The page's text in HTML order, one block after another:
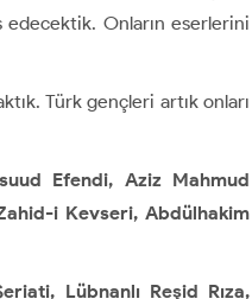
Onların eserlerini
Türk gençleri artık onları
Efendi, Aziz Mahmud
i Kevseri, Abdülhakim
Lübnanlı Reşid Rıza,